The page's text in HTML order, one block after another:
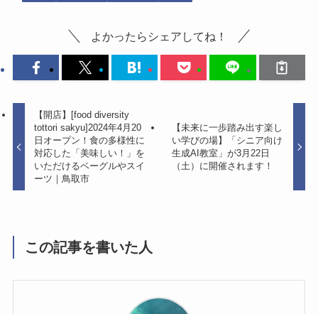
よかったらシェアしてね！
【開店】[food diversity
tottori sakyu]2024年4月20
日オープン！食の多様性に
対応した「美味しい！」を
いただけるベーグルやスイ
ーツ｜鳥取市
【未来に一歩踏み出す楽し
い学びの場】「シニア向け
生成AI教室」が3月22日
（土）に開催されます！
この記事を書いた人